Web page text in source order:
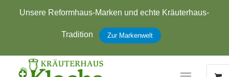
Unsere Reformhaus-Marken und echte Kräuterhaus-
Tradition Zur Markenwelt